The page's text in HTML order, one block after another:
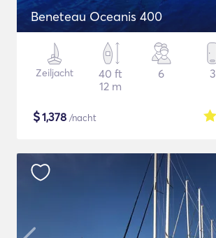
Beneteau Oceanis 400
Zeiljacht
40 ft
12 m
6 3
$1,378 /nacht